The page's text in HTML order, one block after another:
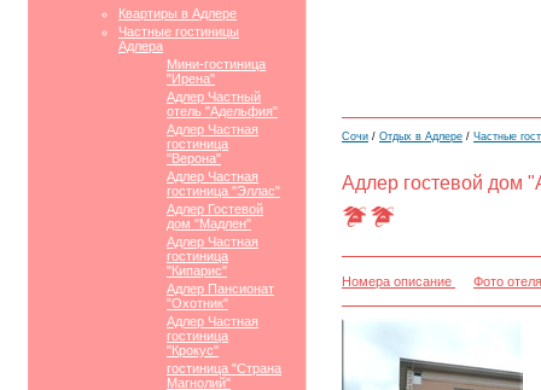
Квартиры в Адлере
Частные гостиницы
Адлера
Мини-гостиница
"Ирена"
Адлер Частный
отель "Адельфия"
Адлер Частная
гостиница
"Верона"
Адлер Частная
гостиница "Эллас"
Адлер Гостевой
дом "Мадлен"
Адлер Частная
гостиница
"Кипарис"
Адлер Пансионат
"Охотник"
Адлер Частная
гостиница
"Крокус"
гостиница "Страна
Магнолий"
Сочи / Отдых в Адлере / Частные
Адлер гостевой дом
Номера описание Фото отеля